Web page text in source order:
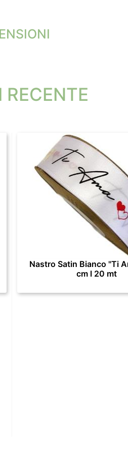
RECENTE
Nastro Satin Bianco "Ti
cm l 20 mt